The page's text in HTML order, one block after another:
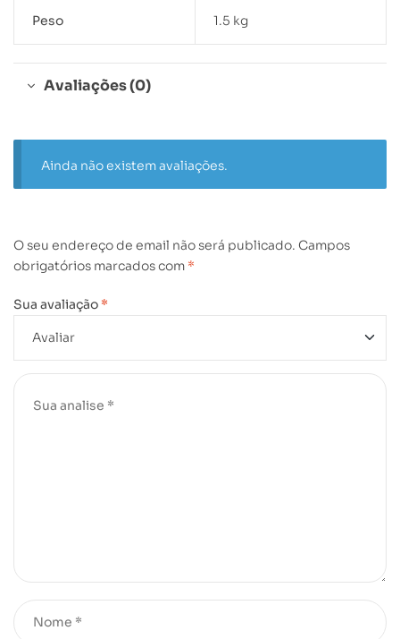
Peso 1.5 kg
Avaliações (0)
Ainda não existem avaliações.
O seu endereço de email não será publicado. Campos
obrigatórios marcados com *
Sua avaliação *